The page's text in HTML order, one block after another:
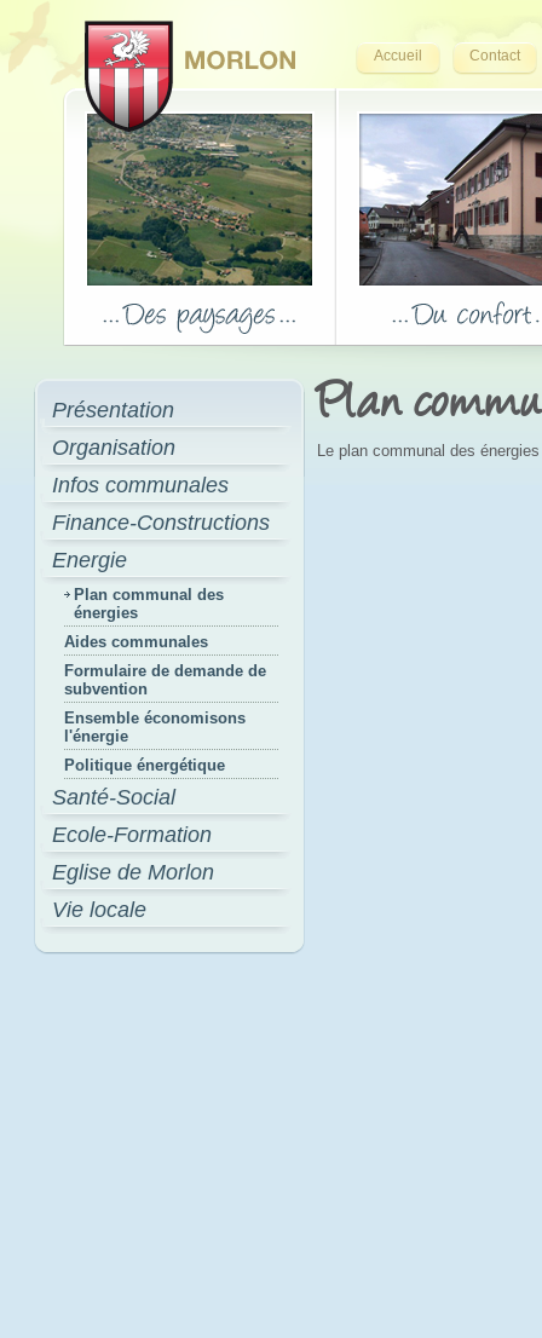
Accueil Contact
Présentation
Organisation
Infos communales
Finance-Constructions
Energie
Plan communal des
énergies
Aides communales
Formulaire de demande de
subvention
Ensemble économisons
l'énergie
Politique énergétique
Santé-Social
Ecole-Formation
Eglise de Morlon
Vie locale
Plan
Le plan communal des